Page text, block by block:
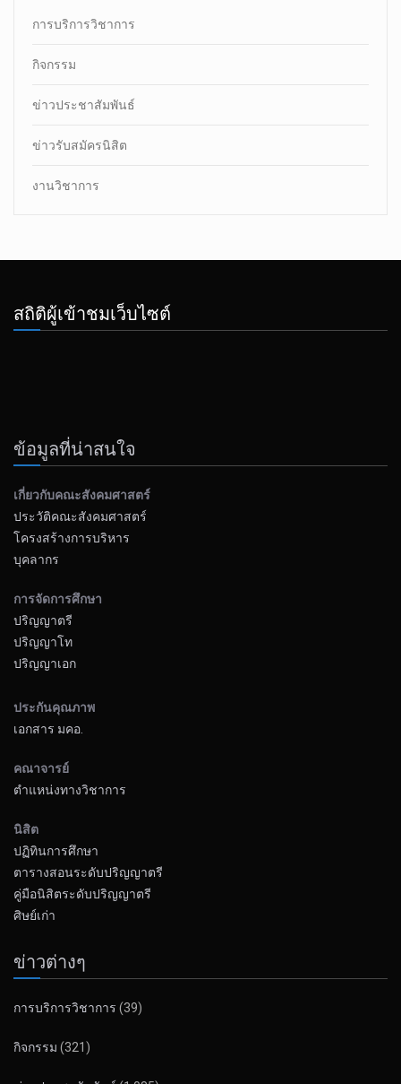
การบริการวิชาการ
กิจกรรม
ข่าวประชาสัมพันธ์
ข่าวรับสมัครนิสิต
งานวิชาการ
สถิติผู้เข้าชมเว็บไซต์
ข้อมูลที่น่าสนใจ
เกี่ยวกับคณะสังคมศาสตร์
ประวัติคณะสังคมศาสตร์
โครงสร้างการบริหาร
บุคลากร
การจัดการศึกษา
ปริญญาตรี
ปริญญาโท
ปริญญาเอก
ประกันคุณภาพ
เอกสาร มคอ.
คณาจารย์
ตำแหน่งทางวิชาการ
นิสิต
ปฏิทินการศึกษา
ตารางสอนระดับปริญญาตรี
คู่มือนิสิตระดับปริญญาตรี
ศิษย์เก่า
ข่าวต่างๆ
การบริการวิชาการ (39)
กิจกรรม (321)